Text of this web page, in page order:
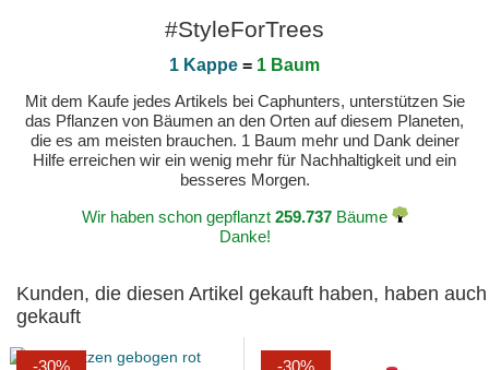
#StyleForTrees
1 Kappe = 1 Baum
Mit dem Kaufe jedes Artikels bei Caphunters, unterstützen Sie
das Pflanzen von Bäumen an den Orten auf diesem Planeten,
die es am meisten brauchen. 1 Baum mehr und Dank deiner
Hilfe erreichen wir ein wenig mehr für Nachhaltigkeit und ein
besseres Morgen.
Wir haben schon gepflanzt 259.737Bäume
Danke!
Kunden, die diesen Artikel gekauft haben, haben auch
gekauft